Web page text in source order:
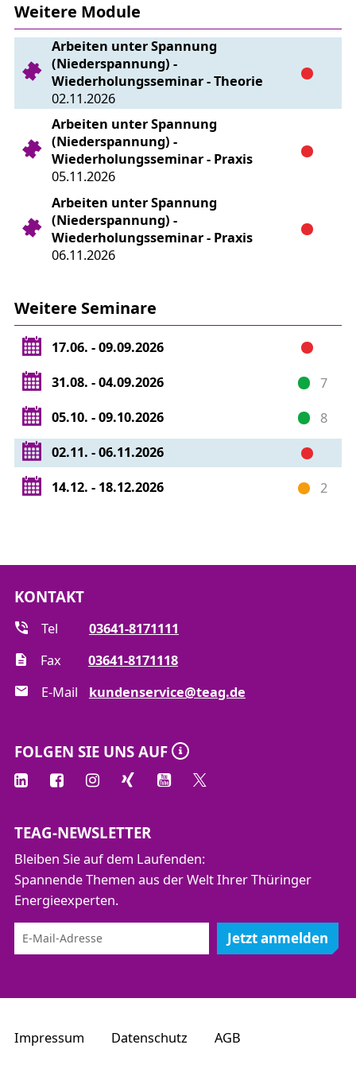
Prüfung
Weitere Module
Arbeiten unter Spannung
(Niederspannung) -
Wiederholungsseminar - Theorie
02.11.2026
Arbeiten unter Spannung
(Niederspannung) -
Wiederholungsseminar - Praxis
05.11.2026
Arbeiten unter Spannung
(Niederspannung) -
Wiederholungsseminar - Praxis
06.11.2026
Weitere Seminare
17.06. - 09.09.2026
31.08. - 04.09.2026
7
05.10. - 09.10.2026
8
02.11. - 06.11.2026
14.12. - 18.12.2026 2
KONTAKT
Tel
03641-8171111
Fax
03641-8171118
E-Mail
kundenservice@teag.de
FOLGEN SIE UNS AUF
TEAG-NEWSLETTER
Bleiben Sie auf dem Laufenden:
Spannende Themen aus der Welt Ihrer Thüringer
Energieexperten.
Jetzt anmelden
Impressum Datenschutz AGB